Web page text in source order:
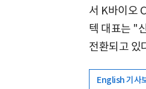
서 K바이오
텍 대표는 "
전환되고 있
English 기사